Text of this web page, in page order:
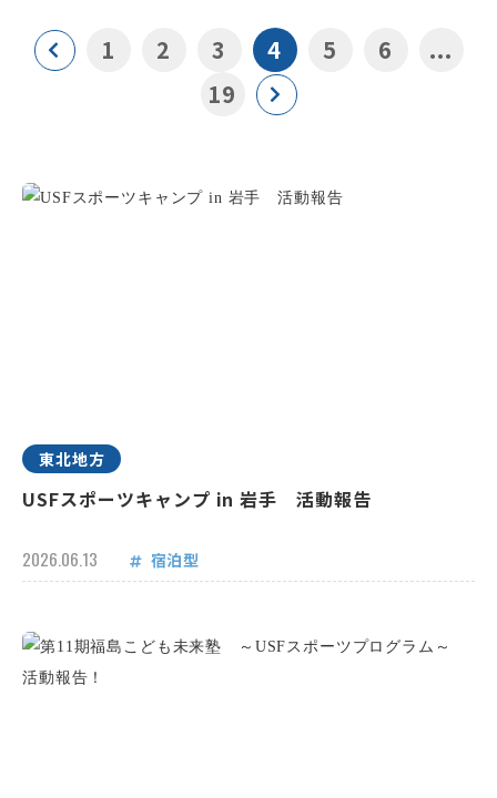
1 2 3 4 5 6
...
19
東北地方
USFスポーツキャンプ in 岩手 活動報告
2026.06.13 宿泊型